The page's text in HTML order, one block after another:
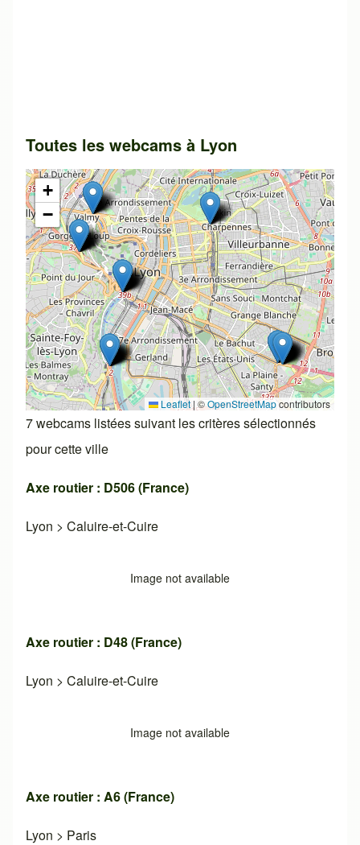
Toutes les webcams à Lyon
+
−
Leaflet | ©OpenStreetMapcontributors
7 webcams listées suivant les critères sélectionnés
pour cette ville
Axe routier : D506 (France)
Lyon > Caluire-et-Cuire
Image not available
Axe routier : D48 (France)
Lyon > Caluire-et-Cuire
Image not available
Axe routier : A6 (France)
Lyon > Paris